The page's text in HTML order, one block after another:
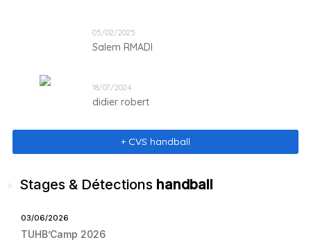
play-off la ligue national B
05/02/2025
Salem RMADI
18/07/2024
didier robert
+ CVS handball
Stages & Détectionshandball
03/06/2026
TUHB’Camp 2026